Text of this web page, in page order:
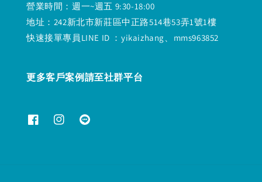
營業時間：週一~週五 9:30-18:00
地址：242新北市新莊區中正路514巷53弄1號1樓
快速接單專員LINE ID ：yikaizhang、mms963852
更多客戶案例請至社群平台